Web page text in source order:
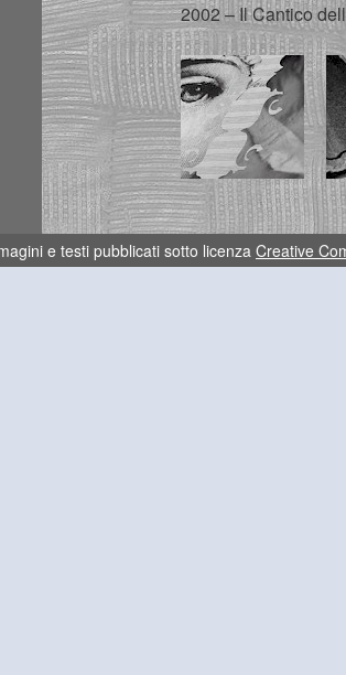
2002 – Il Cantico
e testi pubblicati sotto licenza Creative